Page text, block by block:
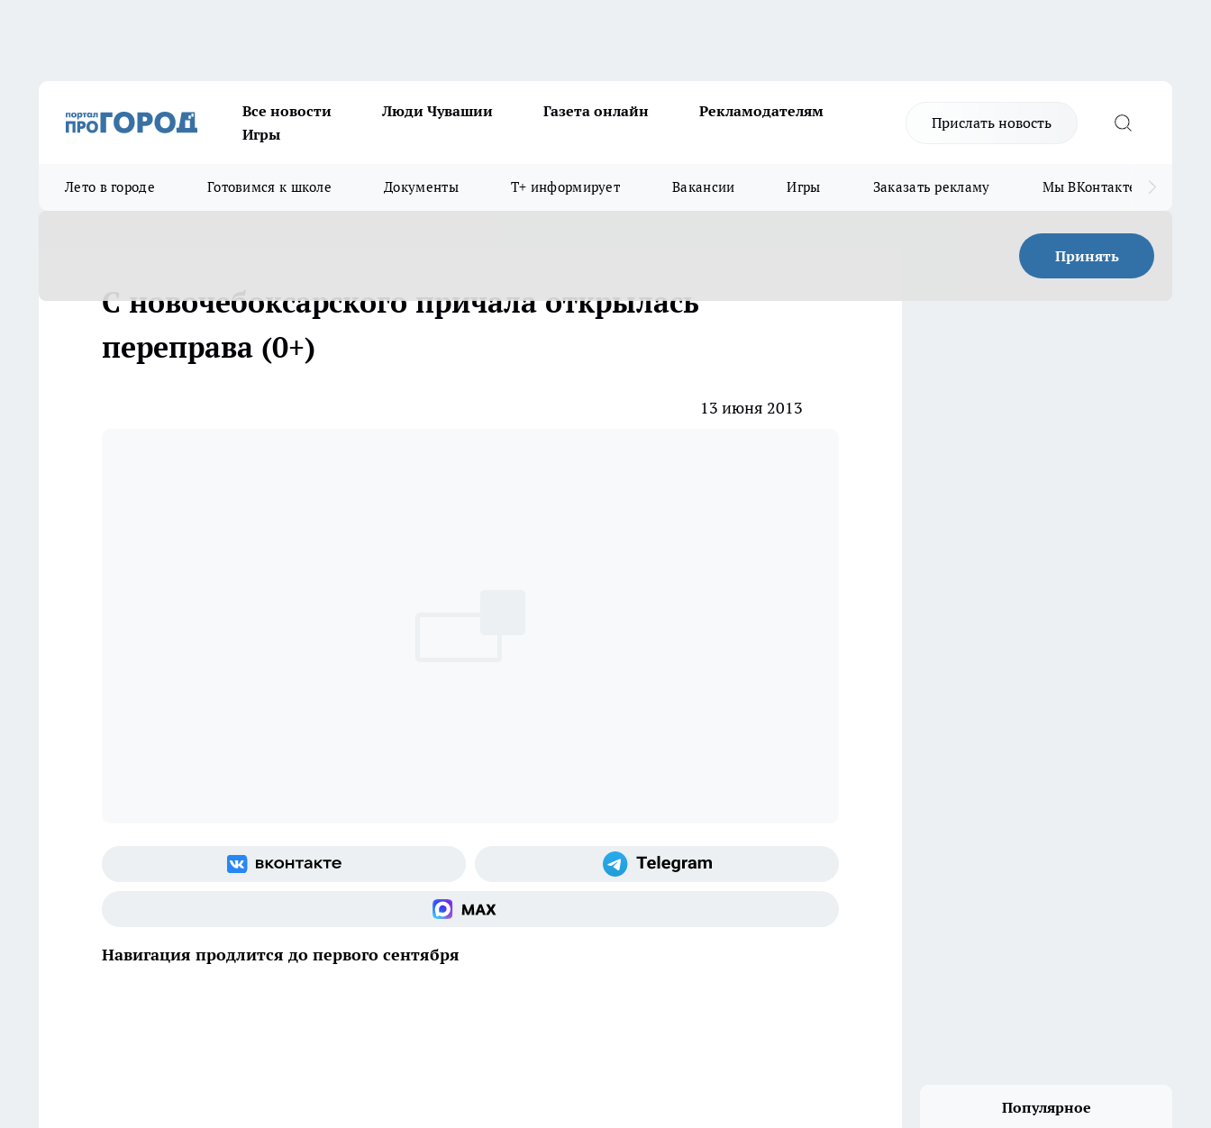
Все новости Люди Чувашии Газета онлайн
Рекламодателям
Игры
Прислать новость
Лето в городе Готовимся к школе Документы Т+ информирует Вакансии Игры Заказать рекламу Мы ВКонтакте
Принять
С новочебоксарского причала открылась
переправа (0+)
13 июня 2013
Навигация продлится до первого сентября
Популярное